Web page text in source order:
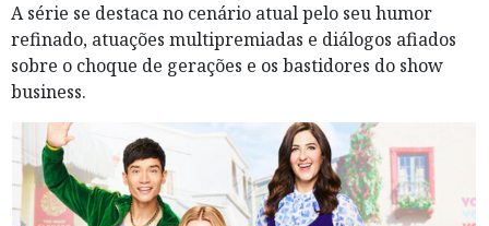
A série se destaca no cenário atual pelo seu humor
refinado, atuações multipremiadas e diálogos afiados
sobre o choque de gerações e os bastidores do show
business.